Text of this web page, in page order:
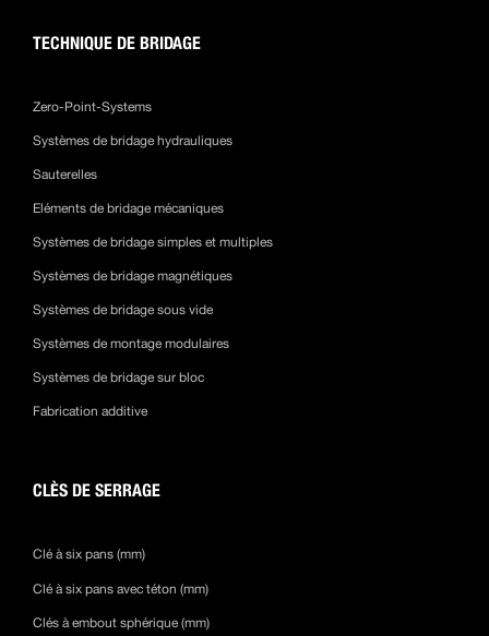
TECHNIQUE DE BRIDAGE
Zero-Point-Systems
Systèmes de bridage hydrauliques
Sauterelles
Eléments de bridage mécaniques
Systèmes de bridage simples et multiples
Systèmes de bridage magnétiques
Systèmes de bridage sous vide
Systèmes de montage modulaires
Systèmes de bridage sur bloc
Fabrication additive
CLÈS DE SERRAGE
Clé à six pans (mm)
Clé à six pans avec téton (mm)
Clés à embout sphérique (mm)